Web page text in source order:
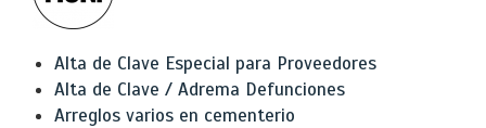
Alta de Clave Especial para Proveedores
Alta de Clave / Adrema Defunciones
Arreglos varios en cementerio